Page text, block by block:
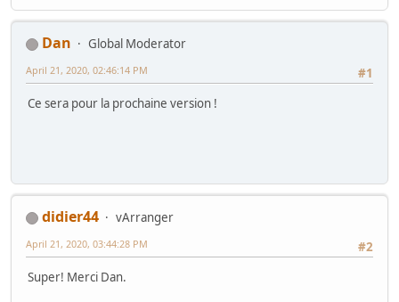
Dan
Global Moderator
#1
April 21, 2020, 02:46:14 PM
Ce sera pour la prochaine version !
didier44
vArranger
#2
April 21, 2020, 03:44:28 PM
Super! Merci Dan.